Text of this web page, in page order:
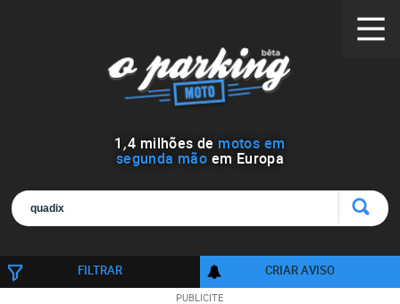
1 ,4 milhões de motos em
segunda mão em Europa
FILTRAR CRIAR AVISO